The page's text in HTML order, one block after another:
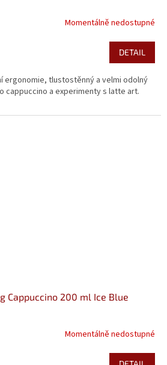
Momentálně nedostupné
DETAIL
ergonomie, tlustostěnný a velmi odolný
cappuccino a experimenty s latte art.
Cappuccino 200 ml Ice Blue
Momentálně nedostupné